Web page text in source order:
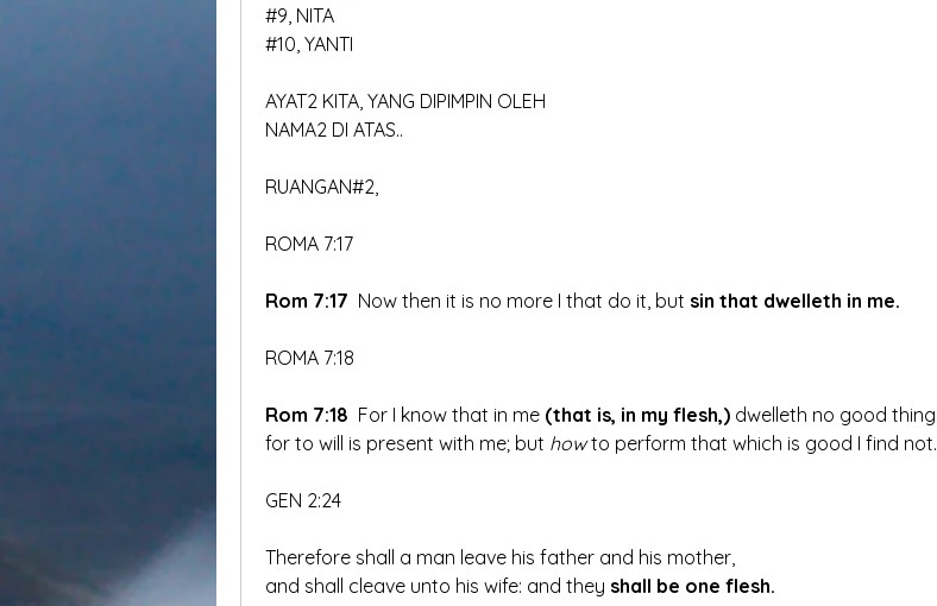
#9, NITA
#10, YANTI
AYAT2 KITA, YANG DIPIMPIN OLEH
NAMA2 DI ATAS..
RUANGAN#2,
ROMA 7:17
Rom 7:17 Now then it is no more I that do it, but sin that dwelleth in me.
ROMA 7:18
Rom 7:18 For I know that in me (that is, in my flesh,)
for to will is present with me; but how to perform that which is good I find not.
GEN 2:24
Therefore shall a man leave his father and his mother,
and shall cleave unto his wife: and they shall be one flesh.